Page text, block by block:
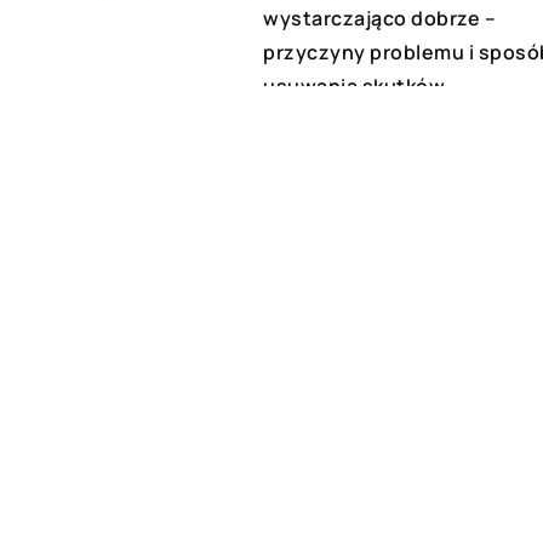
wystarczająco dobrze –
przyczyny problemu i
usuwania skutków